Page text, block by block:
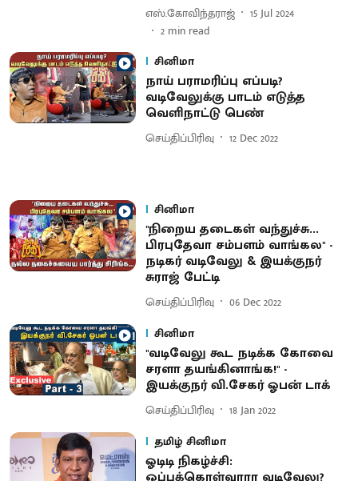
எஸ்.கோவிந்தராஜ்
15 Jul 2024
2 min read
சினிமா
நாய் பராமரிப்பு எப்படி?
வடிவேலுக்கு பாடம் எடுத்த
வெளிநாட்டு பெண்
செய்திப்பிரிவு 12 Dec 2022
சினிமா
"நிறைய தடைகள் வந்துச்சு...
பிரபுதேவா சம்பளம் வாங்கல" -
நடிகர் வடிவேலு & இயக்குநர்
சுராஜ் பேட்டி
செய்திப்பிரிவு
06 Dec 2022
சினிமா
"வடிவேலு கூட நடிக்க கோவை
சரளா தயங்கினாங்க!" -
இயக்குநர் வி.சேகர் ஓபன் டாக்
செய்திப்பிரிவு
18 Jan 2022
தமிழ் சினிமா
ஓடிடி நிகழ்ச்சி: